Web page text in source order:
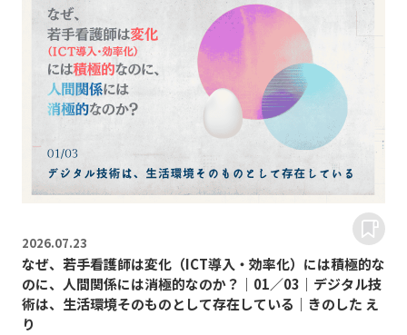
2026.07.23
なぜ、若手看護師は変化（ICT導入・効率化）には積極的な
のに、人間関係には消極的なのか？｜01／03｜デジタル技
術は、生活環境そのものとして存在している｜きのした え
り